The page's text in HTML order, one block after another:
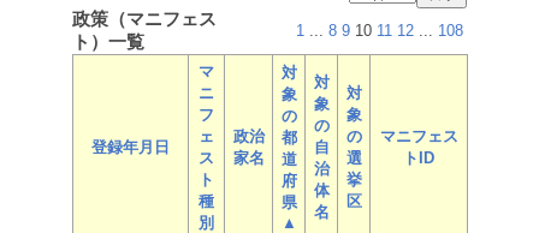
政策（マニフェス
ト）一覧
1 ... 8 9 10 11 12 ... 108
登録年月日
マ
ニ
フ
ェ
ス
ト
種
別
政治
家名
対
象
の
都
道
府
県
▲
対
象
の
自
治
体
名
対
象
の
選
挙
区
マニフェス
トID